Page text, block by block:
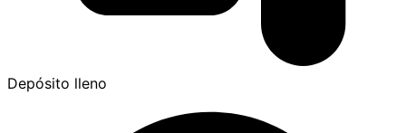
Depósito lleno